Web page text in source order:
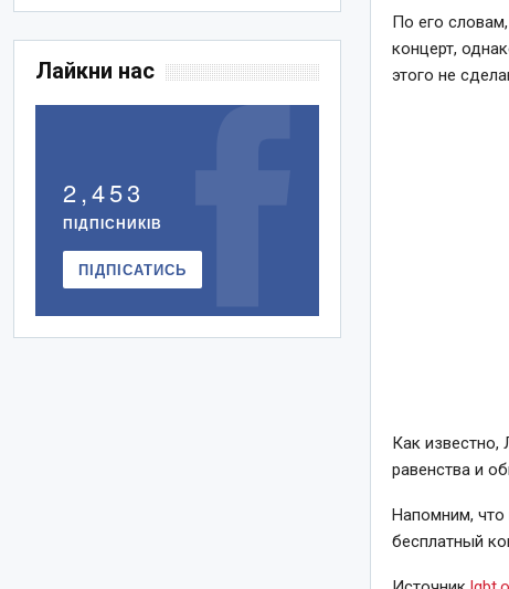
По его
концерт,
этого не
Как известно,
равенства и
Напомним, что
бесплатный
Лайкни нас
2,453
ПІДПІСНИКІВ
ПІДПІСАТИСЬ